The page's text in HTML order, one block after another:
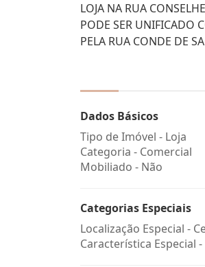
LOJA NA RUA
PODE SER UNIFICADO
PELA RUA CONDE DE
Dados Básicos
Tipo de Imóvel - Loja
Categoria - Comercial
Mobiliado - Não
Categorias Especiais
Localização Especial -
Característica Especial